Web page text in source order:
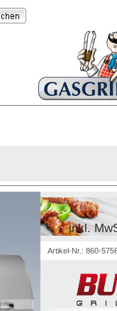
inkl.
Artikel-Nr.: 860-